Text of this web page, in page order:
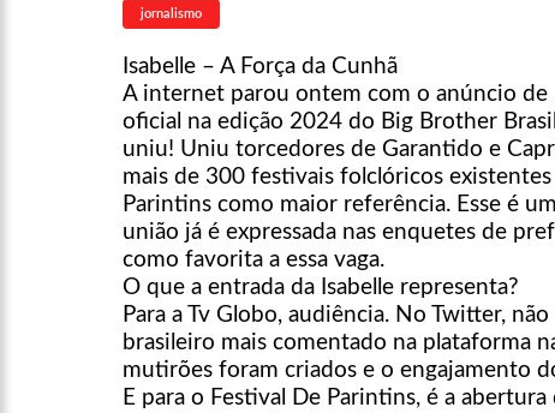
jornalismo
Isabelle – A Força da Cunhã
A internet parou ontem com o anúncio de
oficial na edição 2024 do Big Brother
uniu! Uniu torcedores de Garantido e
mais de 300 festivais folclóricos
Parintins como maior referência. Esse é
união já é expressada nas enquetes de
como favorita a essa vaga.
O que a entrada da Isabelle representa?
Para a Tv Globo, audiência. No Twitter,
brasileiro mais comentado na plataforma
mutirões foram criados e o engajamento
E para o Festival De Parintins, é a